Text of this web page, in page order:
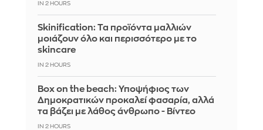
IN 2 HOURS
Skinification: Τα προϊόντα μαλλιών
μοιάζουν όλο και περισσότερο με το
skincare
IN 2 HOURS
Box on the beach: Υποψήφιος των
Δημοκρατικών προκαλεί φασαρία, αλλά
τα βάζει με λάθος άνθρωπο - Βίντεο
IN 2 HOURS